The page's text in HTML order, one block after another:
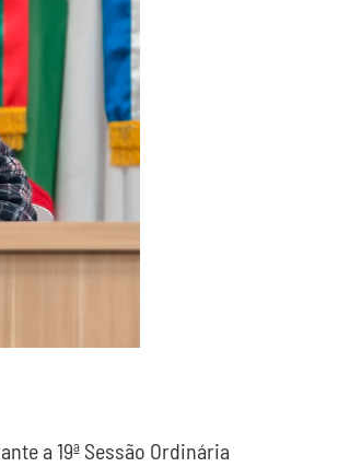
a 19ª Sessão Ordinária